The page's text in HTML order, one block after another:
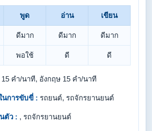
พูด อ่าน เขียน
ดีมาก ดีมาก ดีมาก
พอใช้ ดี ดี
คำ/นาที, อังกฤษ 15 คำ/นาที
นการขับขี่ : รถยนต์, รถจักรยานยนต์
ตัว : , รถจักรยานยนต์